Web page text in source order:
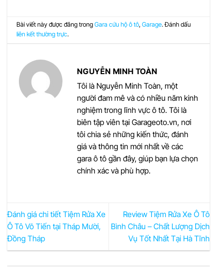
Bài viết này được đăng trongGara cứu hộ ô tô,Garage. Đánh dấu
liên kết thường trực.
NGUYỄN MINH TOÀN
Tôi là Nguyễn Minh Toàn, một
người đam mê và có nhiều năm kinh
nghiệm trong lĩnh vực ô tô. Tôi là
biên tập viên tại Garageoto.vn, nơi
tôi chia sẻ những kiến thức, đánh
giá và thông tin mới nhất về các
gara ô tô gần đây, giúp bạn lựa chọn
chính xác và phù hợp.
Đánh giá chi tiết Tiệm Rửa Xe
Ô Tô Võ Tiến tại Tháp Mười,
Đồng Tháp
Review Tiệm Rửa Xe Ô Tô
Bình Châu – Chất Lượng Dịch
Vụ Tốt Nhất Tại Hà Tĩnh